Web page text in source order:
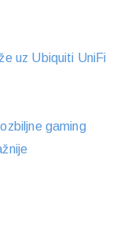
uz Ubiquiti UniFi
gaming